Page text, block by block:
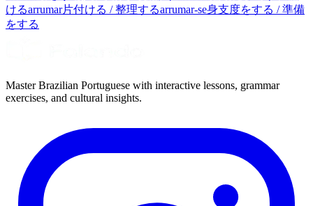
けるarrumar片付ける / 整理するarrumar-se身支度をする / 準備
をする
Master Brazilian Portuguese with interactive lessons, grammar
exercises, and cultural insights.